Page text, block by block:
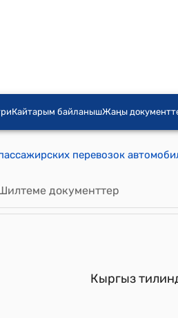
Кайтарым байланышЖаңы
документтер
Кыргыз